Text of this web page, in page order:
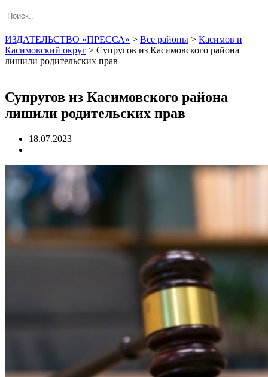
ИЗДАТЕЛЬСТВО «ПРЕССА» > Все районы > Касимов и
Касимовский округ > Супругов из Касимовского района
лишили родительских прав
Супругов из Касимовского района
лишили родительских прав
18.07.2023